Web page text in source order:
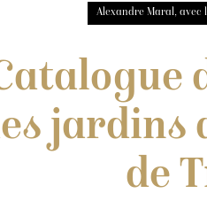
Alexandre Maral, avec
jardins
de